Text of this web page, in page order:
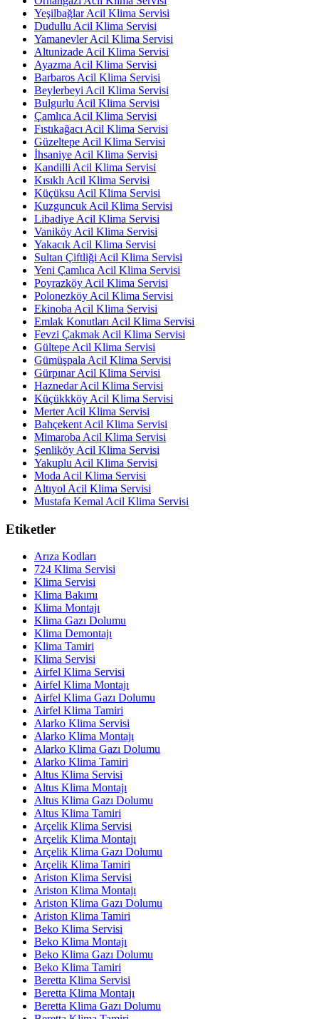
Yeşilbağlar Acil Klima Servisi
Dudullu Acil Klima Servisi
Yamanevler Acil Klima Servisi
Altunizade Acil Klima Servisi
Ayazma Acil Klima Servisi
Barbaros Acil Klima Servisi
Beylerbeyi Acil Klima Servisi
Bulgurlu Acil Klima Servisi
Çamlıca Acil Klima Servisi
Fıstıkağacı Acil Klima Servisi
Güzeltepe Acil Klima Servisi
İhsaniye Acil Klima Servisi
Kandilli Acil Klima Servisi
Kısıklı Acil Klima Servisi
Küçüksu Acil Klima Servisi
Kuzguncuk Acil Klima Servisi
Libadiye Acil Klima Servisi
Vaniköy Acil Klima Servisi
Yakacık Acil Klima Servisi
Sultan Çiftliği Acil Klima Servisi
Yeni Çamlıca Acil Klima Servisi
Poyrazköy Acil Klima Servisi
Polonezköy Acil Klima Servisi
Ekinoba Acil Klima Servisi
Emlak Konutları Acil Klima Servisi
Fevzi Çakmak Acil Klima Servisi
Gültepe Acil Klima Servisi
Gümüşpala Acil Klima Servisi
Gürpınar Acil Klima Servisi
Haznedar Acil Klima Servisi
Küçükkköy Acil Klima Servisi
Merter Acil Klima Servisi
Bahçekent Acil Klima Servisi
Mimaroba Acil Klima Servisi
Şenliköy Acil Klima Servisi
Yakuplu Acil Klima Servisi
Moda Acil Klima Servisi
Altıyol Acil Klima Servisi
Mustafa Kemal Acil Klima Servisi
Etiketler
Arıza Kodları
724 Klima Servisi
Klima Servisi
Klima Bakımı
Klima Montajı
Klima Gazı Dolumu
Klima Demontajı
Klima Tamiri
Klima Servisi
Airfel Klima Servisi
Airfel Klima Montajı
Airfel Klima Gazı Dolumu
Airfel Klima Tamiri
Alarko Klima Servisi
Alarko Klima Montajı
Alarko Klima Gazı Dolumu
Alarko Klima Tamiri
Altus Klima Servisi
Altus Klima Montajı
Altus Klima Gazı Dolumu
Altus Klima Tamiri
Arçelik Klima Servisi
Arçelik Klima Montajı
Arçelik Klima Gazı Dolumu
Arçelik Klima Tamiri
Ariston Klima Servisi
Ariston Klima Montajı
Ariston Klima Gazı Dolumu
Ariston Klima Tamiri
Beko Klima Servisi
Beko Klima Montajı
Beko Klima Gazı Dolumu
Beko Klima Tamiri
Beretta Klima Servisi
Beretta Klima Montajı
Beretta Klima Gazı Dolumu